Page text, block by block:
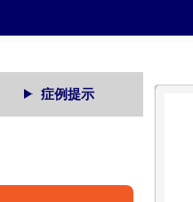
症例提示